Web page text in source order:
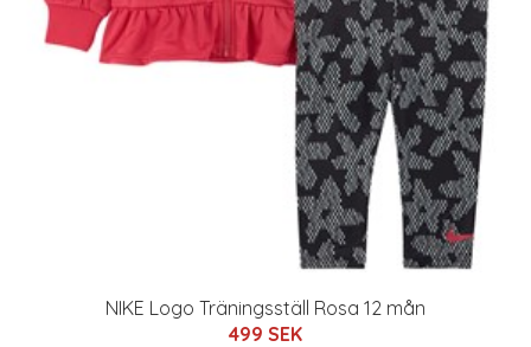
NIKE Logo Träningsställ Rosa 12 mån
499 SEK